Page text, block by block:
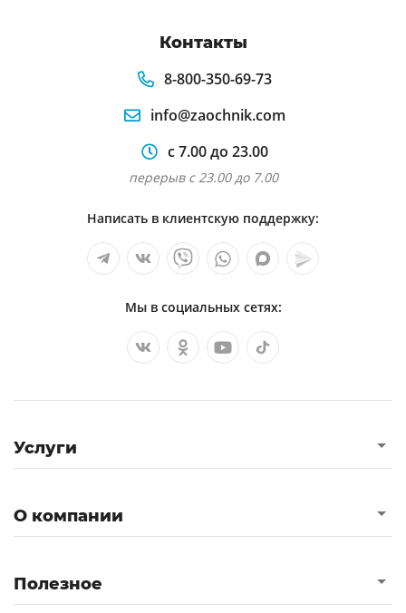
Контакты
8-800-350-69-73
info@zaochnik.com
с 7.00 до 23.00
перерыв с 23.00 до 7.00
Написать в клиентскую поддержку:
Мы в социальных сетях:
Услуги
О компании
Полезное